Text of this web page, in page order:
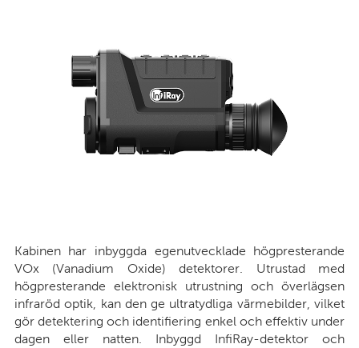
Kabinen har inbyggda egenutvecklade högpresterande
VOx (Vanadium Oxide) detektorer. Utrustad med
högpresterande elektronisk utrustning och överlägsen
infraröd optik, kan den ge ultratydliga värmebilder, vilket
gör detektering och identifiering enkel och effektiv under
dagen eller natten. Inbyggd InfiRay-detektor och